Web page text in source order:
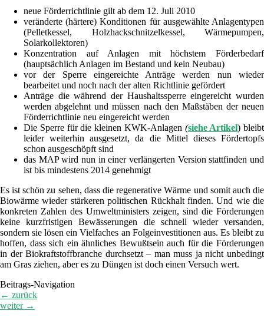
neue Förderrichtlinie gilt ab dem 12. Juli 2010
veränderte (härtere) Konditionen für ausgewählte Anlagentypen
(Pelletkessel, Holzhackschnitzelkessel, Wärmepumpen,
Solarkollektoren)
Konzentration auf Anlagen mit höchstem Förderbedarf
(hauptsächlich Anlagen im Bestand und kein Neubau)
vor der Sperre eingereichte Anträge werden nun wieder
bearbeitet und noch nach der alten Richtlinie gefördert
Anträge die während der Haushaltssperre eingereicht wurden
werden abgelehnt und müssen nach den Maßstäben der neuen
Förderrichtlinie neu eingereicht werden
Die Sperre für die kleinen KWK-Anlagen (siehe Artikel) bleibt
leider weiterhin ausgesetzt, da die Mittel dieses Fördertopfs
schon ausgeschöpft sind
das MAP wird nun in einer verlängerten Version stattfinden und
ist bis mindestens 2014 genehmigt
Es ist schön zu sehen, dass die regenerative Wärme und somit auch die
Biowärme wieder stärkeren politischen Rückhalt finden. Und wie die
konkreten Zahlen des Umweltministers zeigen, sind die Förderungen
keine kurzfristigen Bewässerungen die schnell wieder versanden,
sondern sie lösen ein Vielfaches an Folgeinvestitionen aus. Es bleibt zu
hoffen, dass sich ein ähnliches Bewußtsein auch für die Förderungen
in der Biokraftstoffbranche durchsetzt – man muss ja nicht unbedingt
am Gras ziehen, aber es zu Düngen ist doch einen Versuch wert.
Beitrags-Navigation
← zurück
weiter →